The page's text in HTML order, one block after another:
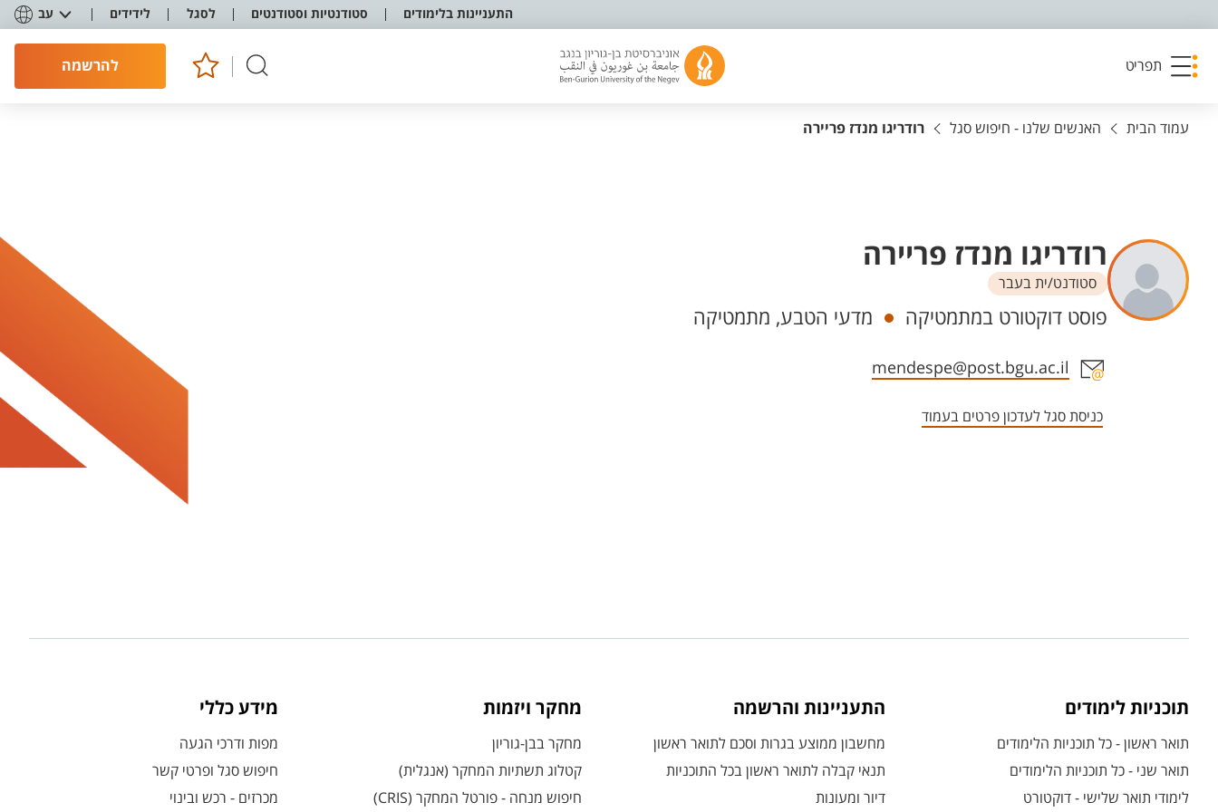
התעניינות בלימודים סטודנטיות וסטודנטים לסגל לידידים עב
תפריט להרשמה
עמוד הבית האנשים שלנו - חיפוש סגל רודריגו מנדז פריירה
רודריגו מנדז פריירה
סטודנט/ית בעבר
יחידות
פוסט דוקטורט במתמטיקה מדעי הטבע, מתמטיקה
אזור צור קשר עם איש הסגל
mendespe@post.bgu.ac.il
כניסת סגל לעדכון פרטים בעמוד
תוכניות לימודים
תואר ראשון - כל תוכניות הלימודים
תואר שני - כל תוכניות הלימודים
לימודי תואר שלישי - דוקטורט
התעניינות והרשמה
מחשבון ממוצע בגרות וסכם לתואר ראשון
תנאי קבלה לתואר ראשון בכל התוכניות
דיור ומעונות
מחקר ויזמות
מחקר בבן-גוריון
קטלוג תשתיות המחקר (אנגלית)
חיפוש מנחה - פורטל המחקר (CRIS)
מידע כללי
מפות ודרכי הגעה
חיפוש סגל ופרטי קשר
מכרזים - רכש ובינוי